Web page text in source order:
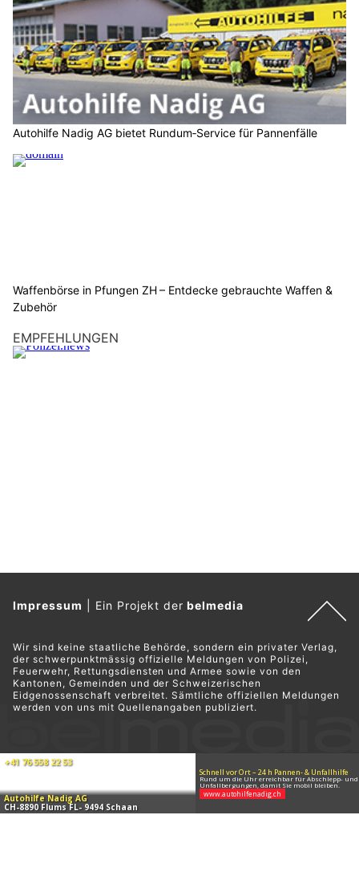
Autohilfe Nadig AG bietet Rundum‑Service für Pannenfälle
Waffenbörse in Pfungen ZH – Entdecke gebrauchte Waffen &
Zubehör
EMPFEHLUNGEN
Impressum Ein Projekt derbelmedia
Wir sind keine staatliche Behörde, sondern ein privater Verlag,
der schwerpunktmässig offizielle Meldungen von Polizei,
Feuerwehr, Rettungsdiensten und Armee sowie von den
Kantonen, Gemeinden und der Schweizerischen
Eidgenossenschaft verbreitet. Sämtliche offiziellen Meldungen
werden von uns mit Quellenangaben publiziert.